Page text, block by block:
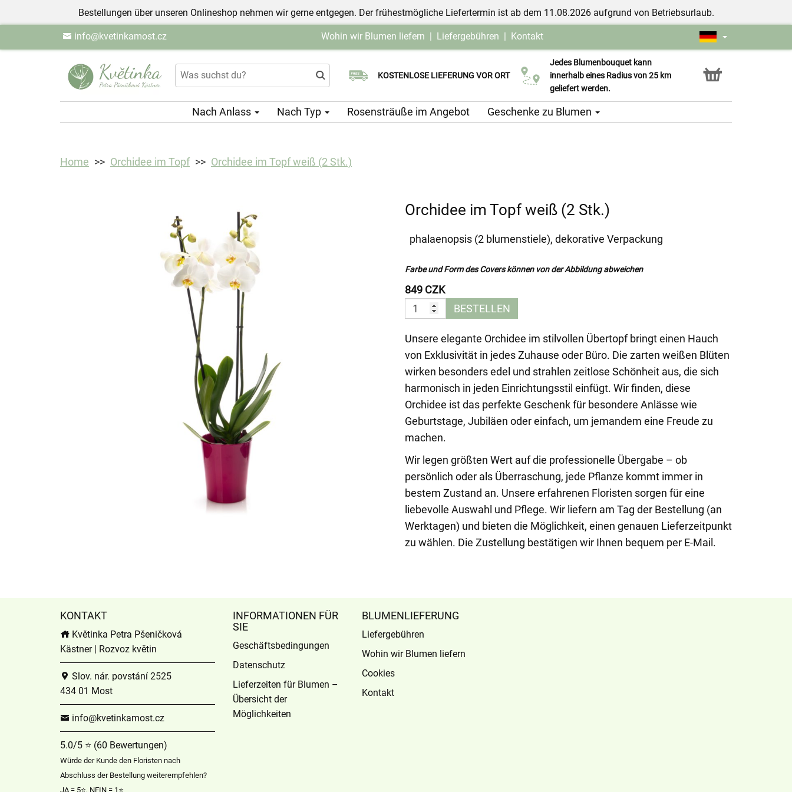
Bestellungen über unseren Onlineshop nehmen wir gerne entgegen. Der frühestmögliche Liefertermin ist ab dem 11.08.2026 aufgrund von Betriebsurlaub.
info@kvetinkamost.cz Wohin wir Blumen liefern | Liefergebühren | Kontakt
KOSTENLOSE LIEFERUNG VOR ORT
Wählen Sie Ihr Lieferdatum
Jedes Blumenbouquet kann
innerhalb eines Radius von 25 km
geliefert werden.
Click & Collect Service
Nach Anlass Nach Typ Rosensträuße im Angebot Geschenke zu Blumen
Home Orchidee im Topf Orchidee im Topf weiß (2 Stk.)
Orchidee im Topf weiß (2 Stk.)
phalaenopsis (2 blumenstiele), dekorative Verpackung
Farbe und Form des Covers können von der Abbildung abweichen
849 CZK
BESTELLEN
Unsere elegante Orchidee im stilvollen Übertopf bringt einen Hauch
von Exklusivität in jedes Zuhause oder Büro. Die zarten weißen Blüten
wirken besonders edel und strahlen zeitlose Schönheit aus, die sich
harmonisch in jeden Einrichtungsstil einfügt. Wir finden, diese
Orchidee ist das perfekte Geschenk für besondere Anlässe wie
Geburtstage, Jubiläen oder einfach, um jemandem eine Freude zu
machen.
Wir legen größten Wert auf die professionelle Übergabe – ob
persönlich oder als Überraschung, jede Pflanze kommt immer in
bestem Zustand an. Unsere erfahrenen Floristen sorgen für eine
liebevolle Auswahl und Pflege. Wir liefern am Tag der Bestellung (an
Werktagen) und bieten die Möglichkeit, einen genauen Lieferzeitpunkt
zu wählen. Die Zustellung bestätigen wir Ihnen bequem per E-Mail.
KONTAKT
Květinka Petra Pšeničková
Kästner | Rozvoz květin
Slov. nár. povstání 2525
434 01 Most
info@kvetinkamost.cz
5.0/5 ⭐ (60 Bewertungen)
Würde der Kunde den Floristen nach
Abschluss der Bestellung weiterempfehlen?
JA = 5⭐, NEIN = 1⭐
INFORMATIONEN FÜR
SIE
Geschäftsbedingungen
Datenschutz
Lieferzeiten für Blumen –
Übersicht der
Möglichkeiten
BLUMENLIEFERUNG
Liefergebühren
Wohin wir Blumen liefern
Cookies
Kontakt